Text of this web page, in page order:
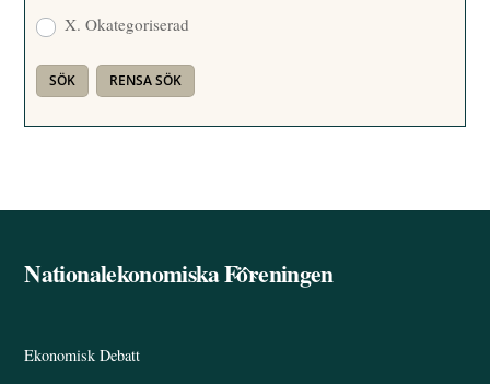
X. Okategoriserad
Back
Nationalekonomiska Föreningen
Ekonomisk Debatt